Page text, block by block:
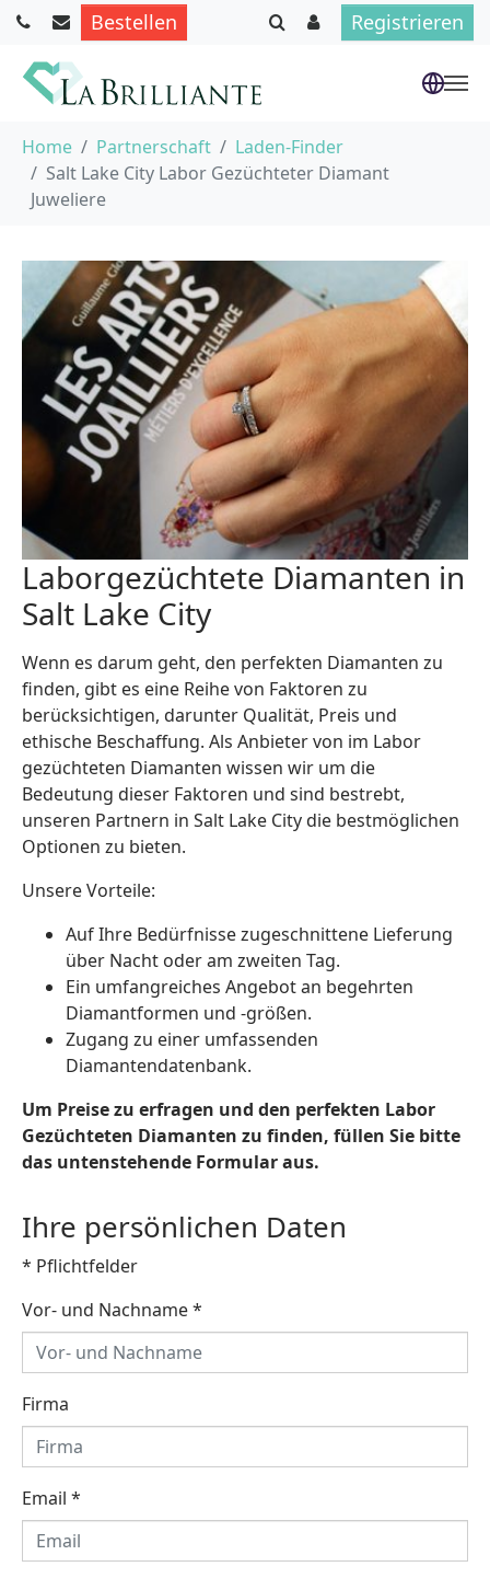
Bestellen Registrieren
Home Partnerschaft
Laden-Finder
Salt Lake City Labor Gezüchteter Diamant
Juweliere
Laborgezüchtete Diamanten in
Salt Lake City
Wenn es darum geht, den perfekten Diamanten zu
finden, gibt es eine Reihe von Faktoren zu
berücksichtigen, darunter Qualität, Preis und
ethische Beschaffung. Als Anbieter von im Labor
gezüchteten Diamanten wissen wir um die
Bedeutung dieser Faktoren und sind bestrebt,
unseren Partnern in Salt Lake City die bestmöglichen
Optionen zu bieten.
Unsere Vorteile:
Auf Ihre Bedürfnisse zugeschnittene Lieferung
über Nacht oder am zweiten Tag.
Ein umfangreiches Angebot an begehrten
Diamantformen und -größen.
Zugang zu einer umfassenden
Diamantendatenbank.
Um Preise zu erfragen und den perfekten Labor
Gezüchteten Diamanten zu finden, füllen Sie bitte
das untenstehende Formular aus.
Ihre persönlichen Daten
* Pflichtfelder
Vor- und Nachname*
Firma
Email *